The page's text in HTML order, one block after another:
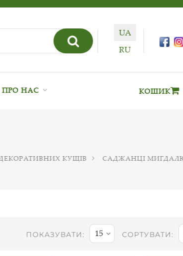
UA
RU
ПРО НАС КОШИК
КУЩІВ САДЖАНЦІ
ПОКАЗУВАТИ: 15 СОРТУВАТИ: